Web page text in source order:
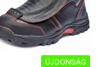
ÚJDONSÁG